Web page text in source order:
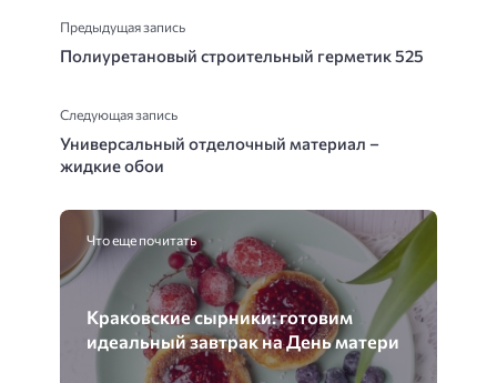
Предыдущая запись
Полиуретановый строительный герметик 525
Следующая запись
Универсальный отделочный материал –
жидкие обои
Что еще почитать
Краковские сырники: готовим
идеальный завтрак на День матери